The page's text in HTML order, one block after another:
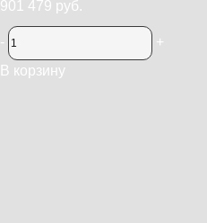
901 479 руб.
-
+
В корзину